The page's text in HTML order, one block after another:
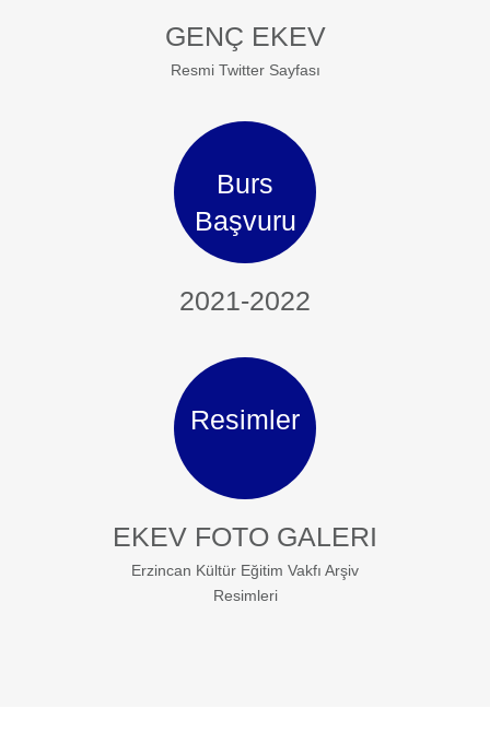
GENÇ EKEV
Resmi Twitter Sayfası
Burs
Başvuru
2021-2022
Resimler
EKEV FOTO GALERI
Erzincan Kültür Eğitim Vakfı Arşiv
Resimleri